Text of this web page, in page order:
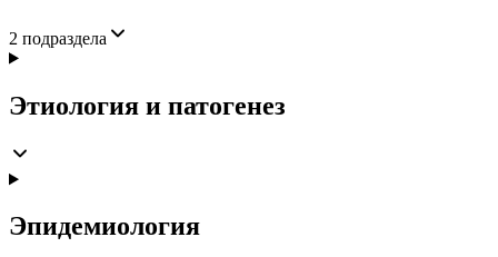
2 подраздела
Этиология и патогенез
Эпидемиология